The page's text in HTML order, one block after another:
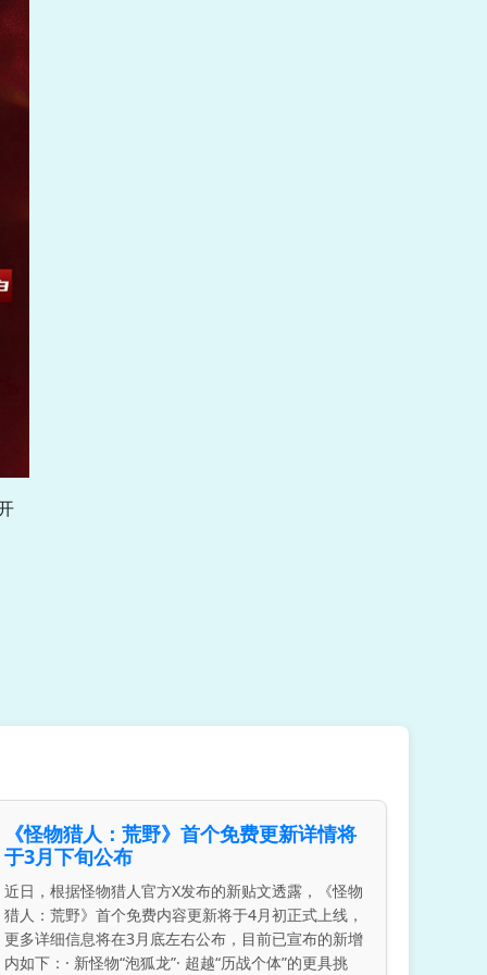
《怪物猎人：荒野》首个免费更新详情将
于3月下旬公布
近日，根据怪物猎人官方X发布的新贴文透露，《怪物
猎人：荒野》首个免费内容更新将于4月初正式上线，
更多详细信息将在3月底左右公布，目前已宣布的新增
内如下：· 新怪物“泡狐龙”· 超越“历战个体”的更具挑